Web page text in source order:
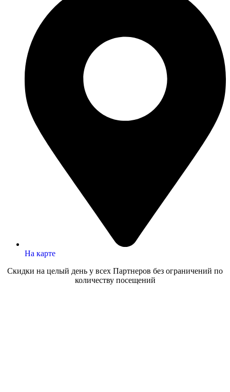
На карте
Скидки на целый день у всех Партнеров без ограничений по
количеству посещений